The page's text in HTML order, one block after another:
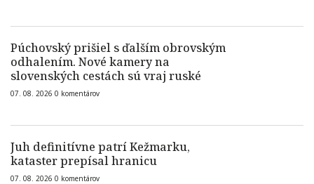
Púchovský prišiel s ďalším obrovským
odhalením. Nové kamery na
slovenských cestách sú vraj ruské
07. 08. 2026 0 komentárov
Juh definitívne patrí Kežmarku,
kataster prepísal hranicu
07. 08. 2026 0 komentárov